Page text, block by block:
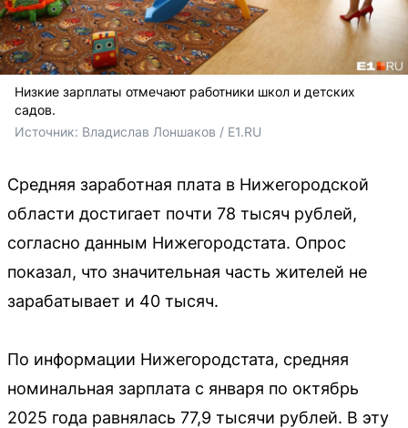
Низкие зарплаты отмечают работники школ и детских
садов.
Источник: Владислав Лоншаков / E1.RU
Средняя заработная плата в Нижегородской
области достигает почти 78 тысяч рублей,
согласно данным Нижегородстата. Опрос
показал, что значительная часть жителей не
зарабатывает и 40 тысяч.
По информации Нижегородстата, средняя
номинальная зарплата с января по октябрь
2025 года равнялась 77,9 тысячи рублей. В эту